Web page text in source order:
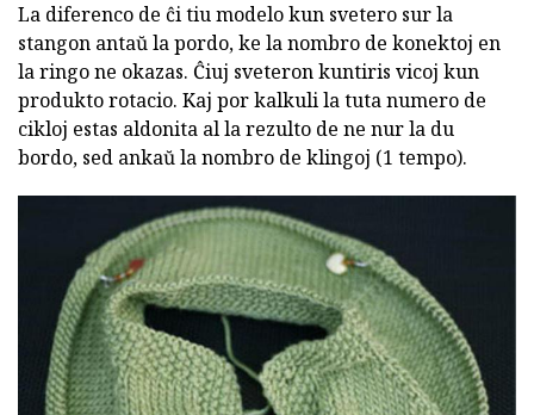
La diferenco de ĉi tiu modelo kun svetero sur la
stangon antaŭ la pordo, ke la nombro de konektoj en
la ringo ne okazas. Ĉiuj sveteron kuntiris vicoj kun
produkto rotacio. Kaj por kalkuli la tuta numero de
cikloj estas aldonita al la rezulto de ne nur la du
bordo, sed ankaŭ la nombro de klingoj (1 tempo).